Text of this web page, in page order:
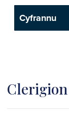
Cyfrannu
Clerigion